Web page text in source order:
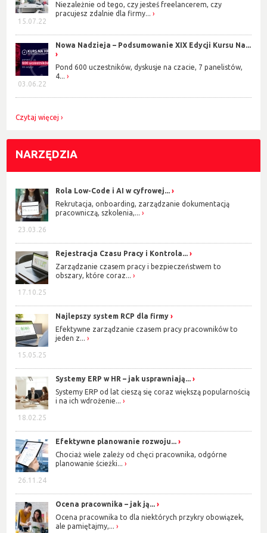
15.07.22
Niezależnie od tego, czy jesteś freelancerem, czy
pracujesz zdalnie dla firmy...
03.06.22
Nowa Nadzieja – Podsumowanie XIX Edycji Kursu Na...
Pond 600 uczestników, dyskusje na czacie, 7 panelistów,
4...
Czytaj więcej
NARZĘDZIA
23.03.26
Rola Low-Code i AI w cyfrowej...
Rekrutacja, onboarding, zarządzanie dokumentacją
pracowniczą, szkolenia,...
17.10.25
Rejestracja Czasu Pracy i Kontrola...
Zarządzanie czasem pracy i bezpieczeństwem to
obszary, które coraz...
15.05.25
Najlepszy system RCP dla firmy
Efektywne zarządzanie czasem pracy pracowników to
jeden z...
18.02.25
Systemy ERP w HR – jak usprawniają...
Systemy ERP od lat cieszą się coraz większą popularnością
i na ich wdrożenie...
26.11.24
Efektywne planowanie rozwoju...
Chociaż wiele zależy od chęci pracownika, odgórne
planowanie ścieżki...
Ocena pracownika – jak ją...
Ocena pracownika to dla niektórych przykry obowiązek,
ale pamiętajmy,...